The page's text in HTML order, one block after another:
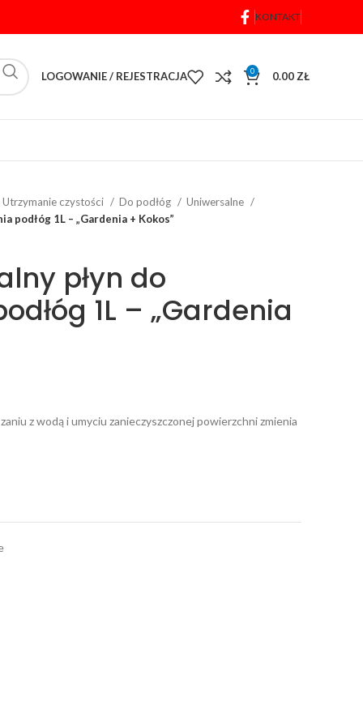
KONTAKT
LOGOWANIE / REJESTRACJA 0 0.00 ZŁ
Utrzymanie czystości Do podłóg
Uniwersalne
podłóg 1L – „Gardenia + Kokos”
płyn do
1L – „Gardenia
z wodą i umyciu zanieczyszczonej powierzchni zmienia